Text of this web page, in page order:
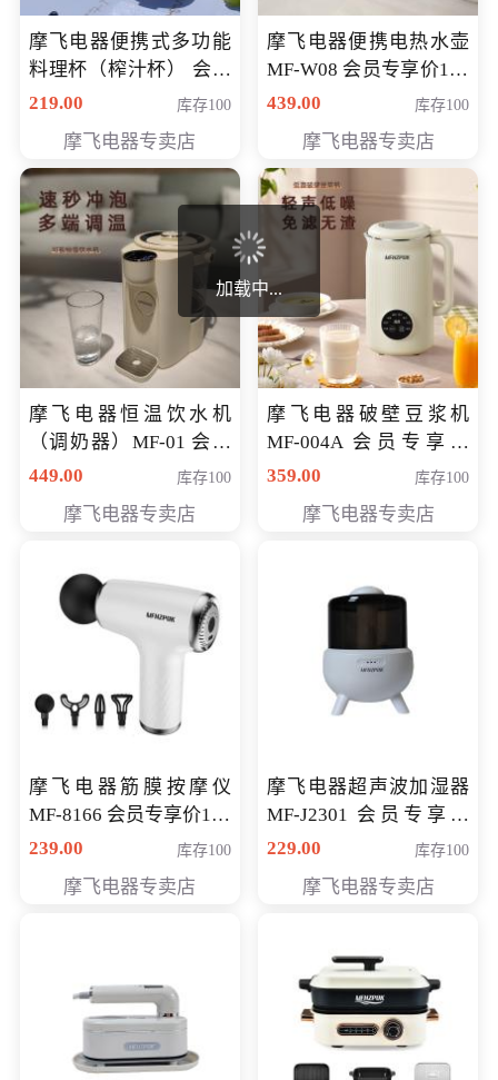
摩飞电器便携式多功能
料理杯（榨汁杯） 会员
专享价118元
219.00 库存100
摩飞电器专卖店
摩飞电器便携电热水壶
MF-W08 会员专享价198
元
439.00 库存100
摩飞电器专卖店
摩飞电器恒温饮水机
（调奶器）MF-01 会员
专享价366元
449.00 库存100
摩飞电器专卖店
摩飞电器破壁豆浆机
MF-004A 会员专享价
168元
359.00 库存100
摩飞电器专卖店
摩飞电器筋膜按摩仪
MF-8166 会员专享价168
元
239.00 库存100
摩飞电器专卖店
摩飞电器超声波加湿器
MF-J2301 会员专享价
168元
229.00 库存100
摩飞电器专卖店
加载中...